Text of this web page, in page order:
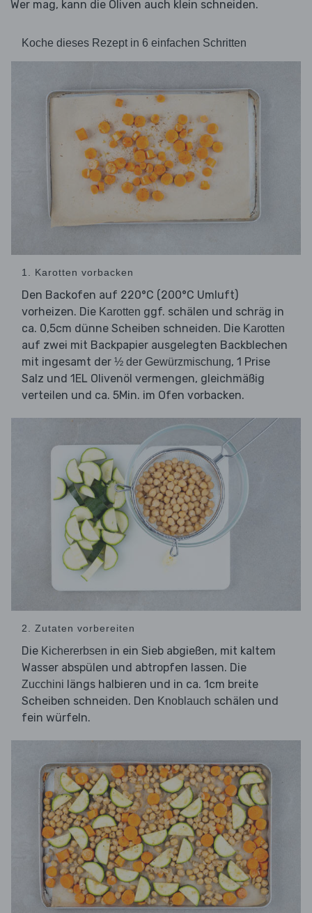
Wer mag, kann die Oliven auch klein schneiden.
Koche dieses Rezept in 6 einfachen Schritten
1. Karotten vorbacken
Den Backofen auf 220°C (200°C Umluft)
vorheizen. Die Karotten ggf. schälen und schräg in
ca. 0,5cm dünne Scheiben schneiden. Die Karotten
auf zwei mit Backpapier ausgelegten Backblechen
mit ingesamt der ½ der Gewürzmischung, 1 Prise
Salz und 1EL Olivenöl vermengen, gleichmäßig
verteilen und ca. 5Min. im Ofen vorbacken.
2. Zutaten vorbereiten
Die Kichererbsen in ein Sieb abgießen, mit kaltem
Wasser abspülen und abtropfen lassen. Die
Zucchini längs halbieren und in ca. 1cm breite
Scheiben schneiden. Den Knoblauch schälen und
fein würfeln.